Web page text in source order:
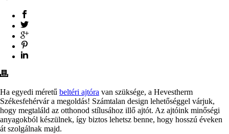
Ha egyedi méretű beltéri ajtóra van szüksége, a Hevestherm
Székesfehérvár a megoldás! Számtalan design lehetőséggel várjuk,
hogy megtaláld az otthonod stílusához illő ajtót. Az ajtóink minőségi
anyagokból készülnek, így biztos lehetsz benne, hogy hosszú éveken
át szolgálnak majd.